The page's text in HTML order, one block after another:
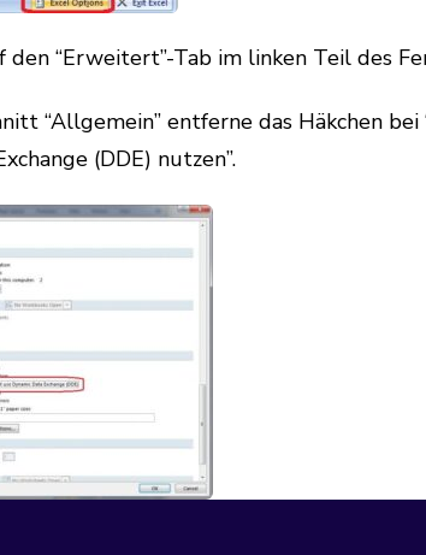
“Erweitert”-Tab im linken Teil des
“Allgemein” entferne das Häkchen bei
(DDE) nutzen”.